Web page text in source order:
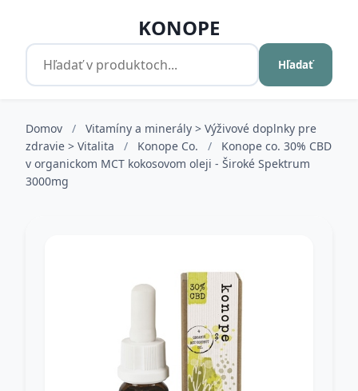
KONOPE
Hľadať
Domov /
Vitamíny a minerály > Výživové doplnky pre
zdravie > Vitalita
/ Konope Co. /
Konope co. 30% CBD
v organickom MCT kokosovom oleji - Široké Spektrum
3000mg